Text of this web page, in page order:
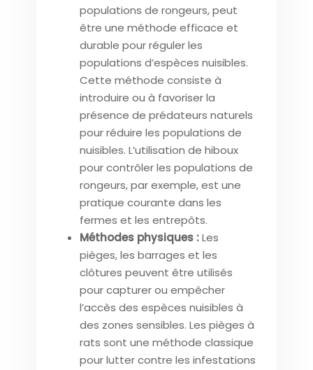
populations de rongeurs, peut
être une méthode efficace et
durable pour réguler les
populations d’espèces nuisibles.
Cette méthode consiste à
introduire ou à favoriser la
présence de prédateurs naturels
pour réduire les populations de
nuisibles. L’utilisation de hiboux
pour contrôler les populations de
rongeurs, par exemple, est une
pratique courante dans les
fermes et les entrepôts.
Méthodes physiques :Les
pièges, les barrages et les
clôtures peuvent être utilisés
pour capturer ou empêcher
l’accès des espèces nuisibles à
des zones sensibles. Les pièges à
rats sont une méthode classique
pour lutter contre les infestations